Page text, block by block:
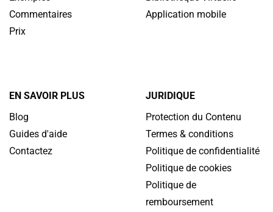
Commentaires
Prix
Application mobile
EN SAVOIR PLUS
Blog
Guides d'aide
Contactez
JURIDIQUE
Protection du Contenu
Termes & conditions
Politique de confidentialité
Politique de cookies
Politique de
remboursement